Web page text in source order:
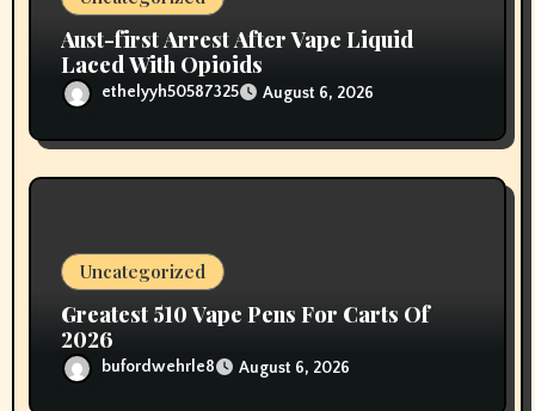
Aust-first Arrest After Vape Liquid
Laced With Opioids
ethelyyh50587325 August 6, 2026
Uncategorized
Greatest 510 Vape Pens For Carts Of
2026
bufordwehrle8 August 6, 2026